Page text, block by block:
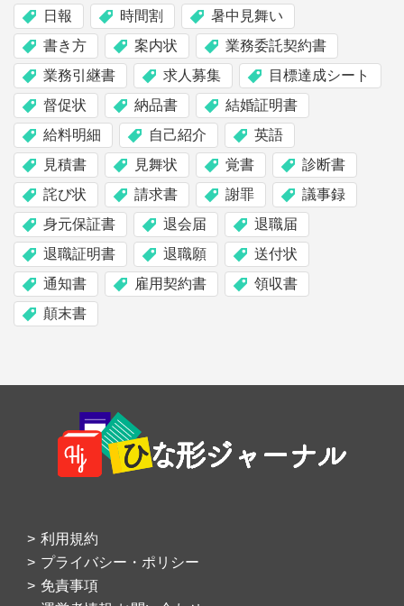
日報
時間割
暑中見舞い
書き方
案内状
業務委託契約書
業務引継書
求人募集
目標達成シート
督促状
納品書
結婚証明書
給料明細
自己紹介
英語
見積書
見舞状 覚書
診断書
詫び状
請求書 謝罪
議事録
身元保証書
退会届
退職届
退職証明書
退職願
送付状
通知書
雇用契約書
領収書
顛末書
Footer
利用規約
プライバシー・ポリシー
免責事項